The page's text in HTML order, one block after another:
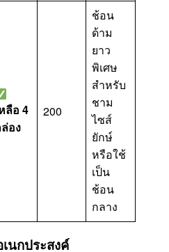
ลือ 4
อง
200
ช้อน
ด้าม
ยาว
พิเศษ
สำหรับ
ชาม
ไซส์
ยักษ์
หรือใช้
เป็น
ช้อน
กลาง
นกประสงค์